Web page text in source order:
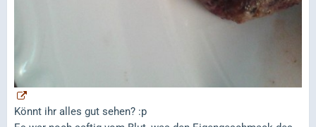
Könnt ihr alles gut sehen? :p